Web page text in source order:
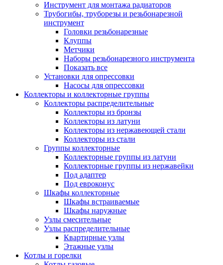
Инструмент для монтажа радиаторов
Трубогибы, труборезы и резьбонарезной
инструмент
Головки резьбонарезные
Клуппы
Метчики
Наборы резьбонарезного инструмента
Показать все
Установки для опрессовки
Насосы для опрессовки
Коллекторы и коллекторные группы
Коллекторы распределительные
Коллекторы из бронзы
Коллекторы из латуни
Коллекторы из нержавеющей стали
Коллекторы из стали
Группы коллекторные
Коллекторные группы из латуни
Коллекторные группы из нержавейки
Под адаптер
Под евроконус
Шкафы коллекторные
Шкафы встраиваемые
Шкафы наружные
Узлы смесительные
Узлы распределительные
Квартирные узлы
Этажные узлы
Котлы и горелки